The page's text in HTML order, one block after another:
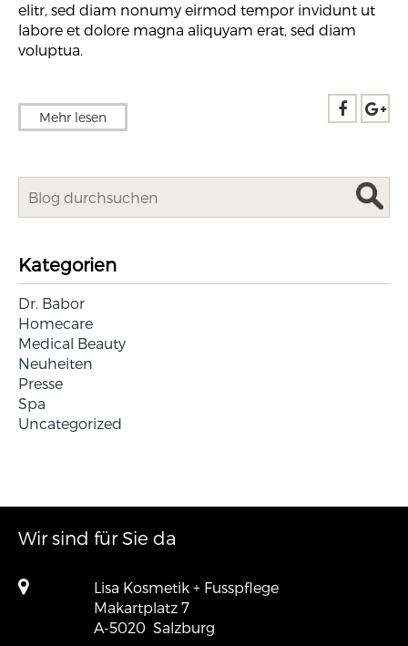
elitr, sed diam nonumy eirmod tempor invidunt ut
labore et dolore magna aliquyam erat, sed diam
voluptua.
Mehr lesen
Kategorien
Dr. Babor
Homecare
Medical Beauty
Neuheiten
Presse
Spa
Uncategorized
Wir sind für Sie da
Lisa Kosmetik + Fusspflege
Makartplatz 7
A-5020 Salzburg